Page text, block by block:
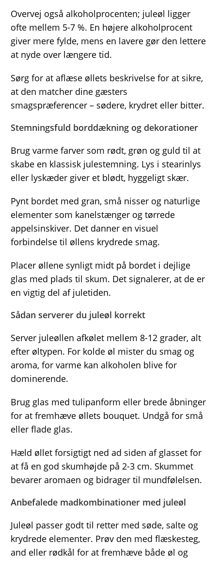
Overvej også alkoholprocenten; juleøl ligger
ofte mellem 5-7 %. En højere alkoholprocent
giver mere fylde, mens en lavere gør den lettere
at nyde over længere tid.
Sørg for at aflæse øllets beskrivelse for at sikre,
at den matcher dine gæsters
smagspræferencer – sødere, krydret eller bitter.
Stemningsfuld borddækning og dekorationer
Brug varme farver som rødt, grøn og guld til at
skabe en klassisk julestemning. Lys i stearinlys
eller lyskæder giver et blødt, hyggeligt skær.
Pynt bordet med gran, små nisser og naturlige
elementer som kanelstænger og tørrede
appelsinskiver. Det danner en visuel
forbindelse til øllens krydrede smag.
Placer øllene synligt midt på bordet i dejlige
glas med plads til skum. Det signalerer, at de er
en vigtig del af juletiden.
Sådan serverer du juleøl korrekt
Server juleøllen afkølet mellem 8-12 grader, alt
efter øltypen. For kolde øl mister du smag og
aroma, for varme kan alkoholen blive for
dominerende.
Brug glas med tulipanform eller brede åbninger
for at fremhæve øllets bouquet. Undgå for små
eller flade glas.
Hæld øllet forsigtigt ned ad siden af glasset for
at få en god skumhøjde på 2-3 cm. Skummet
bevarer aromaen og bidrager til mundfølelsen.
Anbefalede madkombinationer med juleøl
Juleøl passer godt til retter med søde, salte og
krydrede elementer. Prøv den med flæskesteg,
and eller rødkål for at fremhæve både øl og